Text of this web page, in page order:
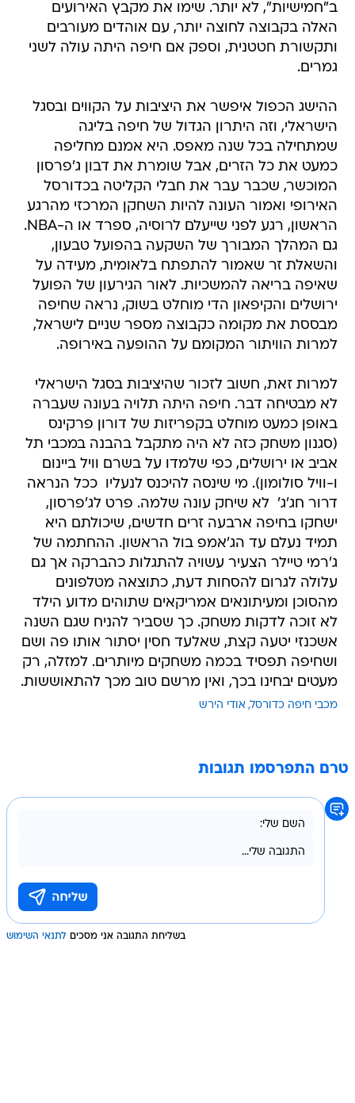
ב"חמישיות", לא יותר. שימו את מקבץ האירועים
האלה בקבוצה לחוצה יותר, עם אוהדים מעורבים
ותקשורת חטטנית, וספק אם חיפה היתה עולה לשני
גמרים.
ההישג הכפול איפשר את היציבות על הקווים ובסגל
הישראלי, וזה היתרון הגדול של חיפה בליגה
שמתחילה בכל שנה מאפס. היא אמנם מחליפה
כמעט את כל הזרים, אבל שומרת את דבון ג'פרסון
המוכשר, שכבר עבר את חבלי הקליטה בכדורסל
האירופי ואמור העונה להיות השחקן המרכזי מהרגע
הראשון, רגע לפני שייעלם לרוסיה, ספרד או ה-NBA.
גם המהלך המבורך של השקעה בהפועל טבעון,
והשאלת זר שאמור להתפתח בלאומית, מעידה על
שאיפה בריאה להמשכיות. לאור הגירעון של הפועל
ירושלים והקיפאון הדי מוחלט בשוק, נראה שחיפה
מבססת את מקומה כקבוצה מספר שניים לישראל,
למרות הוויתור המקומם על ההופעה באירופה.
למרות זאת, חשוב לזכור שהיציבות בסגל הישראלי
לא מבטיחה דבר. חיפה היתה תלויה בעונה שעברה
באופן כמעט מוחלט בקפריזות של דורון פרקינס
(סגנון משחק כזה לא היה מתקבל בהבנה במכבי תל
אביב או ירושלים, כפי שלמדו על בשרם וויל ביינום
ו-וויל סולומון). מי שינסה להיכנס לנעליו  ככל הנראה
דרור חג'ג'  לא שיחק עונה שלמה. פרט לג'פרסון,
ישחקו בחיפה ארבעה זרים חדשים, שיכולתם היא
תמיד נעלם עד הג'אמפ בול הראשון. ההחתמה של
ג'רמי טיילר הצעיר עשויה להתגלות כהברקה אך גם
עלולה לגרום להסחות דעת, כתוצאה מטלפונים
מהסוכן ומעיתונאים אמריקאים שתוהים מדוע הילד
לא זוכה לדקות משחק. כך שסביר להניח שגם השנה
אשכנזי יטעה קצת, שאלעד חסין יסתור אותו פה ושם
ושחיפה תפסיד בכמה משחקים מיותרים. למזלה, רק
מעטים יבחינו בכך, ואין מרשם טוב מכך להתאוששות.
מכבי חיפה כדורסל אודי הירש
טרם התפרסמו תגובות
בשליחת התגובה אני מסכים לתנאי השימוש